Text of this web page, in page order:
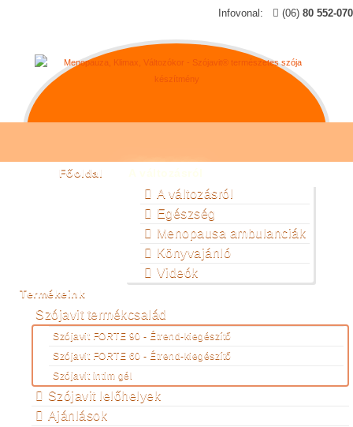
Infovonal: (06) 80 552-070
Főoldal
A változásról
Egészség
Menopausa ambulanciák
Könyvajánló
Videók
Termékeink
Szójavit termékcsalád
Szójavit FORTE 90 - Étrend-kiegészítő
Szójavit FORTE 60 - Étrend-kiegészítő
Szójavit intim gél
Szójavit lelőhelyek
Ajánlások